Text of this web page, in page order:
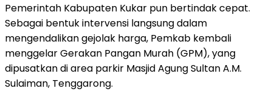
Pemerintah Kabupaten Kukar pun bertindak cepat.
Sebagai bentuk intervensi langsung dalam
mengendalikan gejolak harga, Pemkab kembali
menggelar Gerakan Pangan Murah (GPM), yang
dipusatkan di area parkir Masjid Agung Sultan A.M.
Sulaiman, Tenggarong.